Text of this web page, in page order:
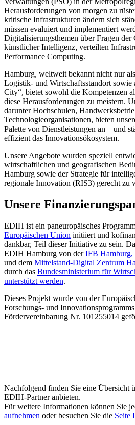
Herausforderungen von morgen zu
kritische Infrastrukturen ändern sich
müssen evaluiert und implementiert
Digitalisierungsthemen über Fragen
künstlicher Intelligenz, verteilten
Performance Computing.
Hamburg, weltweit bekannt nicht nur
Logistik- und Wirtschaftsstandort sowie
City“, bietet sowohl die Kompetenzen
diese Herausforderungen zu meistern.
darunter Hochschulen,
Technologieorganisationen, bieten
Palette von Dienstleistungen an – und
effizient das Innovationsökosystem.
Unsere Angebote wurden speziell
wirtschaftlichen und geografischen
Hamburg sowie der Strategie für
regionale Innovation (RIS3) gerecht zu
Unsere
EDIH ist ein paneuropäisches
Europäischen Union initiiert und
dankbar, Teil dieser Initiative zu sein.
EDIH Hamburg von derIFB Hamburg,
und dem Mittelstand-Digital Zentrum
durch das Bundesministerium für
unterstützt werden.
Dieses Projekt wurde von der
Forschungs- und
Fördervereinbarung Nr. 101255014
Nachfolgend finden Sie eine Übersicht
EDIH-Partner anbieten.
Für weitere Informationen können Sie
aufnehmen oder besuchen Sie die Seite